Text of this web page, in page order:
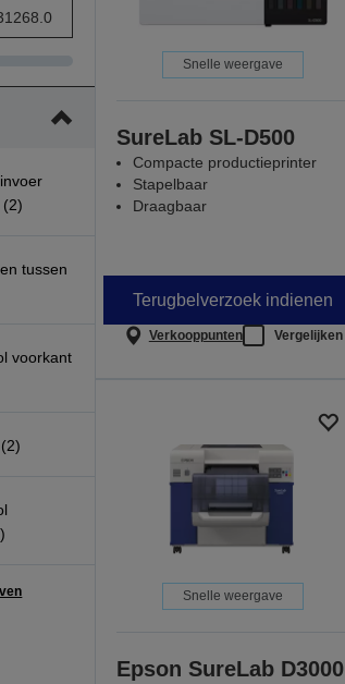
prijs
(2)
tussen
voorkant
Snelle weergave
SureLab SL-D500
Compacte productieprinter
Stapelbaar
Draagbaar
Terugbelverzoek indienen
Verkooppunten Vergelijken
Snelle weergave
Epson SureLab D3000